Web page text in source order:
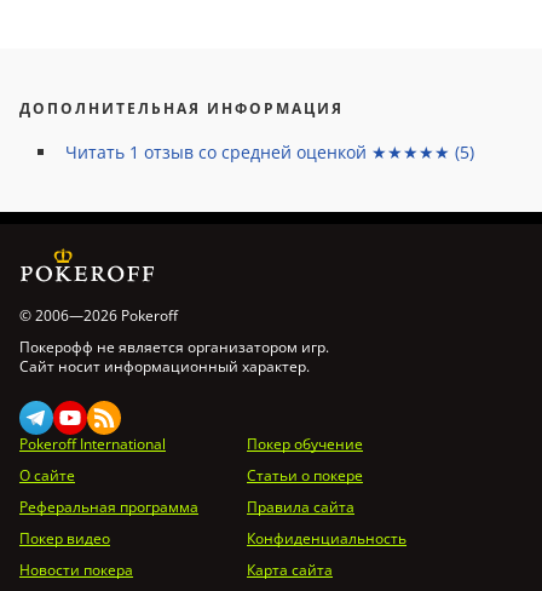
ДОПОЛНИТЕЛЬНАЯ ИНФОРМАЦИЯ
Читать 1 отзыв со средней оценкой ★★★★★ (5)
© 2006—2026 Pokeroff
Покерофф не является организатором игр.
Сайт носит информационный характер.
Pokeroff International
Покер обучение
О сайте
Статьи о покере
Реферальная программа
Правила сайта
Покер видео
Конфиденциальность
Новости покера
Карта сайта